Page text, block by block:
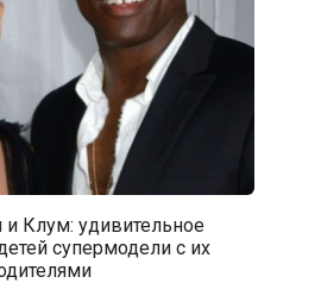
Клум: удивительное
супермодели с их